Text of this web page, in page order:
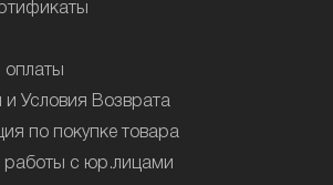
и Условия Возврата
по покупке товара
работы с юр.лицами